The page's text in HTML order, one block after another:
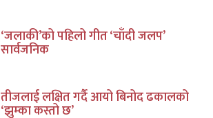
‘जलाकी’को पहिलो गीत ‘चाँदी जलप’
सार्वजनिक
तीजलाई लक्षित गर्दै आयो बिनोद ढकालको
‘झुम्का कस्तो छ’